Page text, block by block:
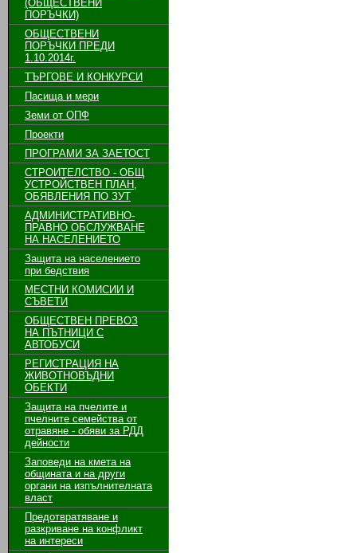
(ОБЩЕСТВЕНИ
ПОРЪЧКИ)
ОБЩЕСТВЕНИ
ПОРЪЧКИ ПРЕДИ
1.10.2014г.
ТЪРГОВЕ И КОНКУРСИ
Пасища и мери
Земи от ОПФ
Проекти
ПРОГРАМИ ЗА ЗАЕТОСТ
СТРОИТЕЛСТВО - ОБЩ
УСТРОЙСТВЕН ПЛАН,
ОБЯВЛЕНИЯ ПО ЗУТ
АДМИНИСТРАТИВНО-
ПРАВНО ОБСЛУЖВАНЕ
НА НАСЕЛЕНИЕТО
Защита на населението
при бедствия
МЕСТНИ КОМИСИИ И
СЪВЕТИ
ОБЩЕСТВЕН ПРЕВОЗ
НА ПЪТНИЦИ С
АВТОБУСИ
РЕГИСТРАЦИЯ НА
ЖИВОТНОВЪДНИ
ОБЕКТИ
Защита на пчелите и
пчелните семейства от
отравяне - обяви за РДД
дейности
Заповеди на кмета на
общината и на други
органи на изпълнителната
власт
Предотвратяване и
разкриване на конфликт
на интереси